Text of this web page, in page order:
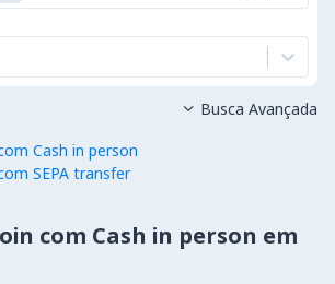
Cash in person
SEPA transfer
 Busca Avançada
com Cash in person em